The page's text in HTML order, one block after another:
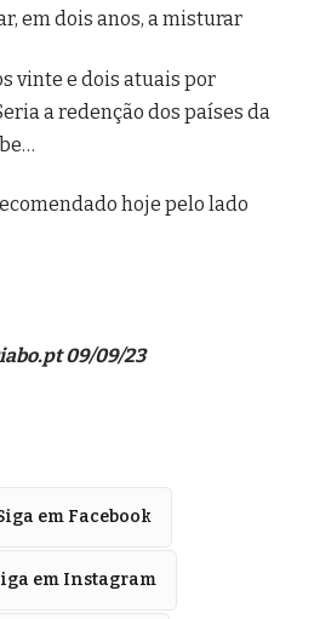
em dois anos, a misturar
vinte e dois atuais por
a redenção dos países da
hoje pelo lado
09/09/23
em Facebook
em Instagram